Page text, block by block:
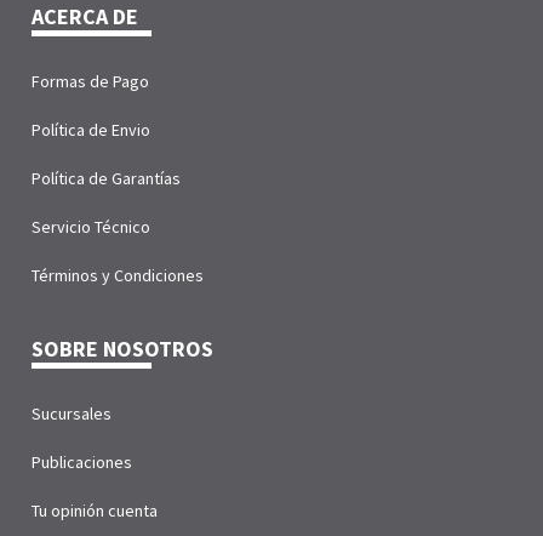
ACERCA DE
Formas de Pago
Política de Envio
Política de Garantías
Servicio Técnico
Términos y Condiciones
SOBRE NOSOTROS
Sucursales
Publicaciones
Tu opinión cuenta